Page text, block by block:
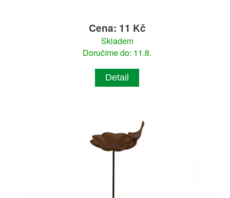
Cena: 11 Kč
Skladem
Doručíme do: 11.8.
Detail